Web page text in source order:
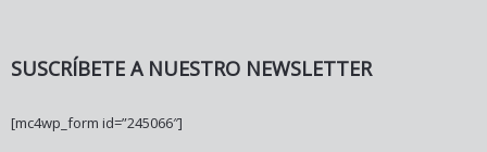
SUSCRÍBETE A NUESTRO NEWSLETTER
[mc4wp_form id=”245066″]